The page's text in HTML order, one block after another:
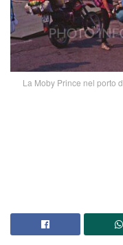
La Moby Prince nel porto